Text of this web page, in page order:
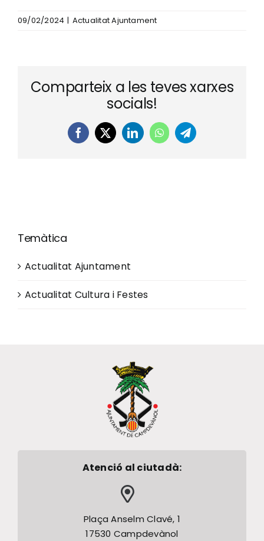
09/02/2024 | Actualitat Ajuntament
Comparteix a les teves xarxes
socials!
Facebook
X LinkedInWhatsAppTelegram
Temàtica
Actualitat Ajuntament
Actualitat Cultura i Festes
Atenció al ciutadà:
Plaça Anselm Clavé, 1
17530 Campdevànol